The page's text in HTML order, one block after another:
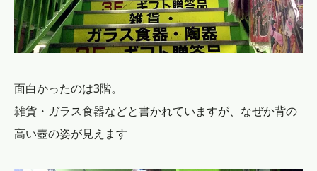
面白かったのは3階。
雑貨・ガラス食器などと書かれていますが、なぜか背の
高い壺の姿が見えます